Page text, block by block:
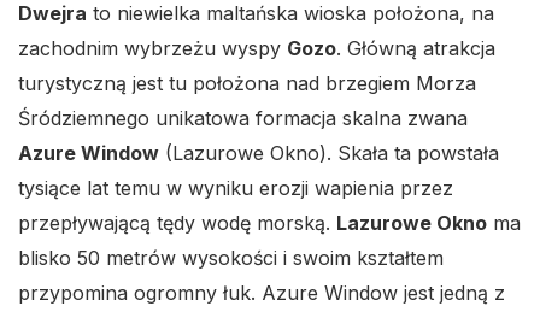
Dwejra to niewielka maltańska wioska położona, na
zachodnim wybrzeżu wyspy Gozo. Główną atrakcja
turystyczną jest tu położona nad brzegiem Morza
Śródziemnego unikatowa formacja skalna zwana
Azure Window (Lazurowe Okno). Skała ta powstała
tysiące lat temu w wyniku erozji wapienia przez
przepływającą tędy wodę morską. Lazurowe Okno ma
blisko 50 metrów wysokości i swoim kształtem
przypomina ogromny łuk. Azure Window jest jedną z